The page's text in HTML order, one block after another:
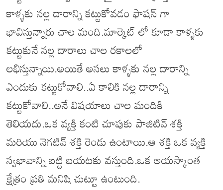
కాళ్ళకు నల్ల దారాన్ని కట్టుకోవడం ఫాషన్ గా
భావిస్తున్నారు చాల మంది.మార్కెట్ లో కూడా కాళ్ళకు
కట్టుకునే నల్ల దారాలు చాల రకాలలో
లభిస్తున్నాయి.అయితే అసలు కాళ్ళకు నల్ల దారాన్ని
ఎందుకు కట్టుకోవాలి..ఏ కాలికి నల్ల దారాన్ని
కట్టుకోవాలి..అనే విషయాలు చాల మందికి
తెలియదు.ఒక వ్యక్తి కంటి చూపుకు పాజిటివ్ శక్తి
మరియు నెగటివ్ శక్తి రెండు ఉంటాయి.ఆ శక్తి ఒక వ్యక్తి
స్వభావాన్ని బట్టి బయటకు వస్తుంది.ఒక అయస్కాంత
క్షేత్రం ప్రతి మనిషి చుట్టూ ఉంటుంది.